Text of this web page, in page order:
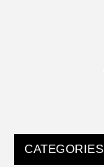
CATEGORIES